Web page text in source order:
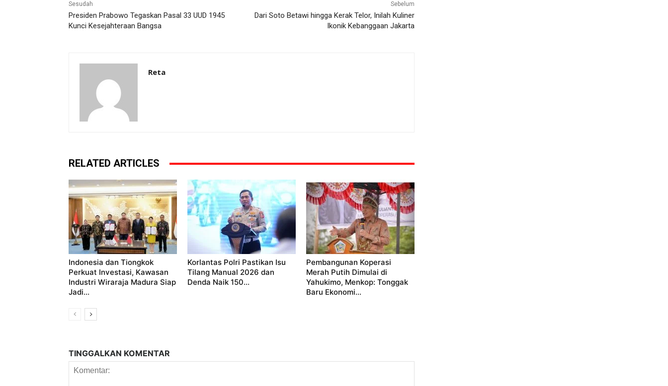
Sesudah
Presiden Prabowo Tegaskan Pasal 33 UUD 1945
Kunci Kesejahteraan Bangsa
Sebelum
Dari Soto Betawi hingga Kerak Telor, Inilah Kuliner
Ikonik Kebanggaan Jakarta
Reta
RELATED ARTICLES
Indonesia dan Tiongkok
Perkuat Investasi, Kawasan
Industri Wiraraja Madura Siap
Jadi...
Korlantas Polri Pastikan Isu
Tilang Manual 2026 dan
Denda Naik 150...
Pembangunan Koperasi
Merah Putih Dimulai di
Yahukimo, Menkop: Tonggak
Baru Ekonomi...
TINGGALKAN KOMENTAR